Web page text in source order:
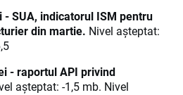
- SUA, indicatorul ISM pentru
din martie. Nivel așteptat:
- raportul API privind
așteptat: -1,5 mb. Nivel